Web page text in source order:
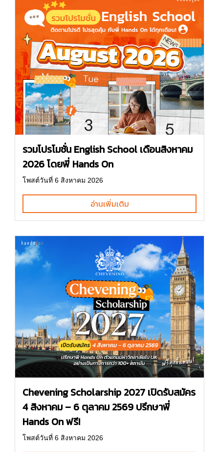
รวมโปรโมชั่น English School เดือนสิงหาคม
2026 โดยพี่ Hands On
โพสต์วันที่ 6 สิงหาคม 2026
อ่านเพิ่มเติม
Chevening Scholarship 2027 เปิดรับสมัคร
4 สิงหาคม – 6 ตุลาคม 2569 ปรึกษาพี่
Hands On ฟรี!
โพสต์วันที่ 6 สิงหาคม 2026